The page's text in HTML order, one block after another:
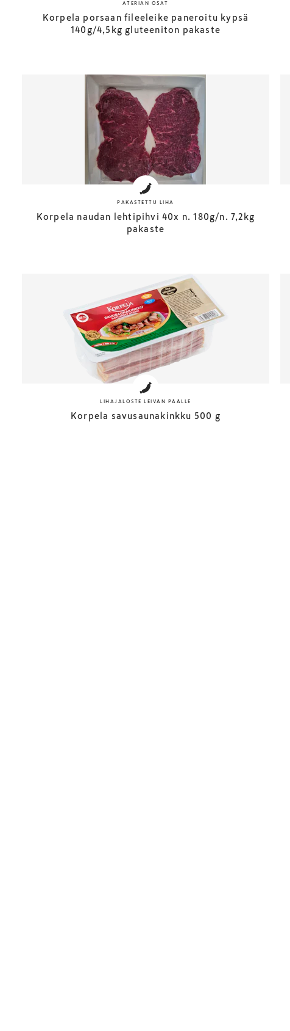
ATERIAN OSAT
Korpela porsaan fileeleike paneroitu kypsä
140g/4,5kg gluteeniton pakaste
PAKASTETTU LIHA
Korpela naudan lehtipihvi 40x n. 180g/n. 7,2kg
pakaste
LIHAJALOSTE LEIVÄN PÄÄLLE
Korpela savusaunakinkku 500 g